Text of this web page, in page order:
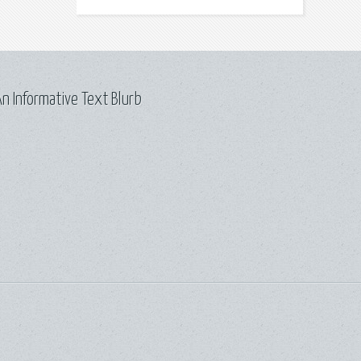
Informative Text Blurb